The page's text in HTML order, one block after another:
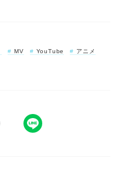
MV YouTube
アニメ